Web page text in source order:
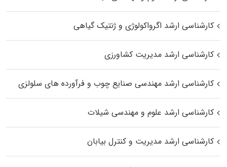
کارشناسی ارشد اگرواکولوژی و ژنتیک گیاهی
کارشناسی ارشد مدیریت کشاورزی
کارشناسی ارشد مهندسی صنایع چوب و فرآورده‌ های سلولزی
کارشناسی ارشد علوم و مهندسی شیلات
کارشناسی ارشد مدیریت و کنترل بیابان